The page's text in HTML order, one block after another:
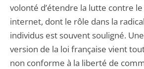
volonté d’étendre la lutte contre
internet, dont le rôle dans la
individus est souvent souligné.
version de la loi française vient
non conforme à la liberté de